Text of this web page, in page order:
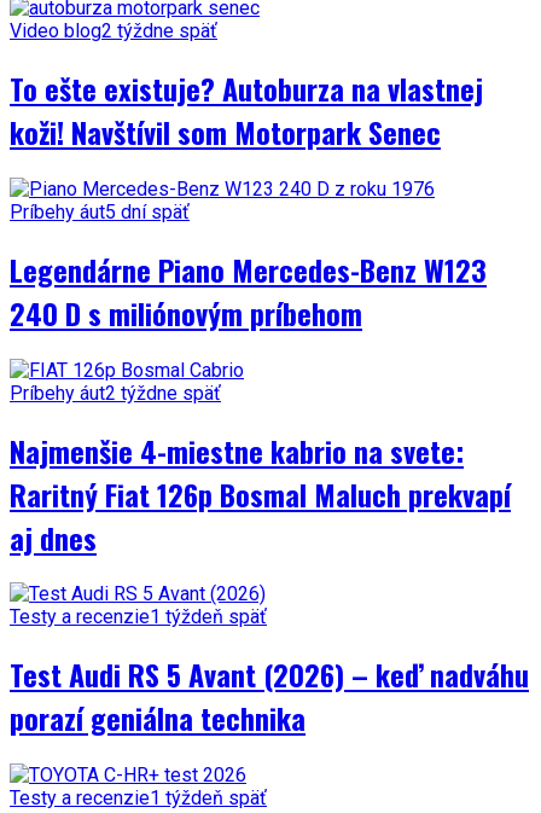
Video blog2 týždne späť
To ešte existuje? Autoburza na vlastnej
koži! Navštívil som Motorpark Senec
Príbehy áut5 dní späť
Legendárne Piano Mercedes-Benz W123
240 D s miliónovým príbehom
Príbehy áut2 týždne späť
Najmenšie 4-miestne kabrio na svete:
Raritný Fiat 126p Bosmal Maluch prekvapí
aj dnes
Testy a recenzie1 týždeň späť
Test Audi RS 5 Avant (2026) – keď nadváhu
porazí geniálna technika
Testy a recenzie1 týždeň späť